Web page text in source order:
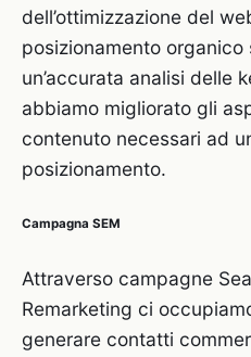
dell’ottimizzazione del
posizionamento
un’accurata analisi delle
abbiamo migliorato gli
contenuto necessari ad
posizionamento.
Campagna SEM
Attraverso campagne
Remarketing ci
generare contatti